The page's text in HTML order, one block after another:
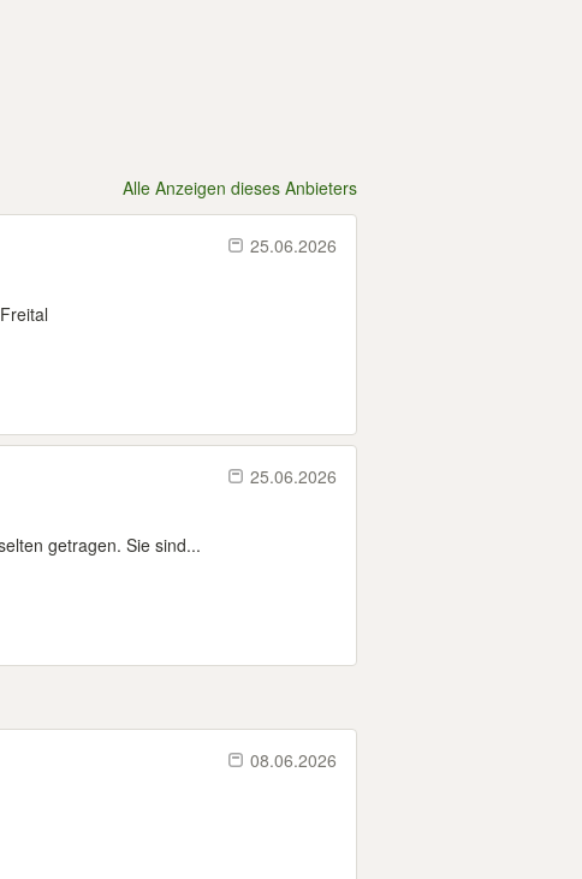
Alle Anzeigen dieses Anbieters
25.06.2026
25.06.2026
getragen. Sie sind...
08.06.2026